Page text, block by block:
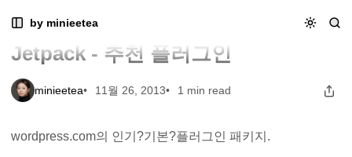
to
Navigation
to
Posts
to
Content
by minieetea
[워드프레스] 플러그인 패키지 Jetpack - 추천 플러그인
[워드프레스] 플러그인 패키지
Jetpack - 추천 플러그인
minieetea 11월 26, 2013 1 min read
wordpress.com의 인기?기본?플러그인 패키지.